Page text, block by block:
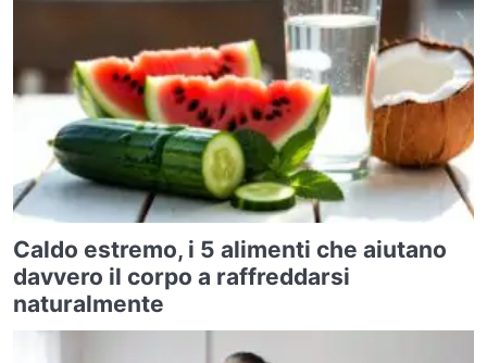
Caldo estremo, i 5 alimenti che aiutano
davvero il corpo a raffreddarsi
naturalmente